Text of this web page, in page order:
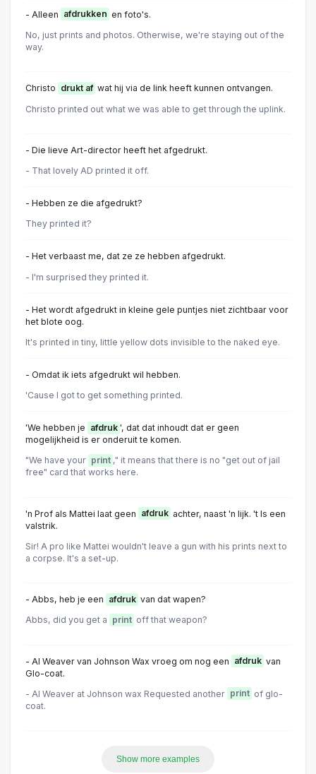
- Alleen afdrukken en foto's.
No, just prints and photos. Otherwise, we're staying out of the
way.
Christo drukt af wat hij via de link heeft kunnen ontvangen.
Christo printed out what we was able to get through the uplink.
- Die lieve Art-director heeft het afgedrukt.
- That lovely AD printed it off.
- Hebben ze die afgedrukt?
They printed it?
- Het verbaast me, dat ze ze hebben afgedrukt.
- I'm surprised they printed it.
- Het wordt afgedrukt in kleine gele puntjes niet zichtbaar voor
het blote oog.
It's printed in tiny, little yellow dots invisible to the naked eye.
- Omdat ik iets afgedrukt wil hebben.
'Cause I got to get something printed.
'We hebben je afdruk ', dat dat inhoudt dat er geen
mogelijkheid is er onderuit te komen.
"We have your print ," it means that there is no "get out of jail
free" card that works here.
'n Prof als Mattei laat geen afdruk achter, naast 'n lijk. 't Is een
valstrik.
Sir! A pro like Mattei wouldn't leave a gun with his prints next to
a corpse. It's a set-up.
- Abbs, heb je een afdruk van dat wapen?
Abbs, did you get a print off that weapon?
- Al Weaver van Johnson Wax vroeg om nog een afdruk van
Glo-coat.
- Al Weaver at Johnson wax Requested another print of glo-
coat.
Show more examples